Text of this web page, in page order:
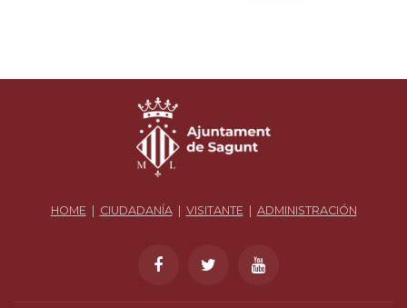
HOME| CIUDADANÍA| VISITANTE| ADMINISTRACIÓN